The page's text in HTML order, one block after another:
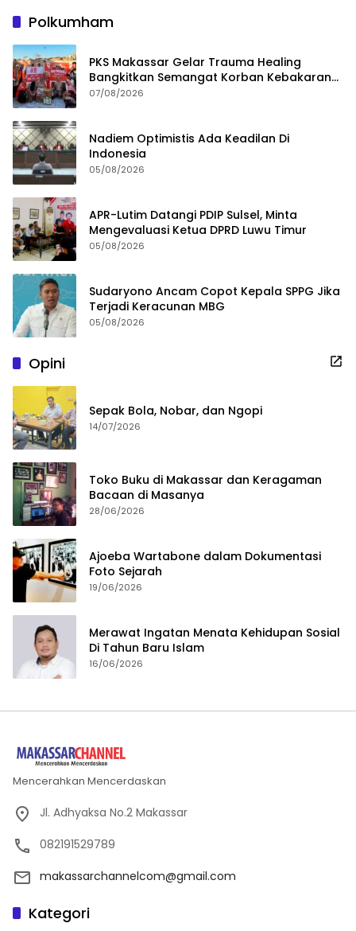
Polkumham
PKS Makassar Gelar Trauma Healing
Bangkitkan Semangat Korban Kebakaran
Tallo
07/08/2026
Nadiem Optimistis Ada Keadilan Di
Indonesia
05/08/2026
APR-Lutim Datangi PDIP Sulsel, Minta
Mengevaluasi Ketua DPRD Luwu Timur
05/08/2026
Sudaryono Ancam Copot Kepala SPPG Jika
Terjadi Keracunan MBG
05/08/2026
Opini
Sepak Bola, Nobar, dan Ngopi
14/07/2026
Toko Buku di Makassar dan Keragaman
Bacaan di Masanya
28/06/2026
Ajoeba Wartabone dalam Dokumentasi
Foto Sejarah
19/06/2026
Merawat Ingatan Menata Kehidupan Sosial
Di Tahun Baru Islam
16/06/2026
Mencerahkan Mencerdaskan
Jl. Adhyaksa No.2 Makassar
082191529789
makassarchannelcom@gmail.com
Kategori